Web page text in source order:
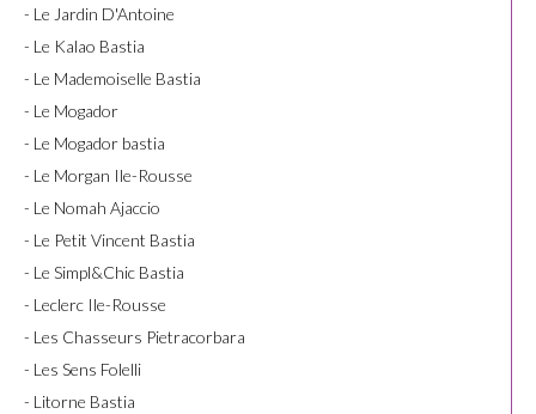
- Le Jardin D'Antoine
- Le Kalao Bastia
- Le Mademoiselle Bastia
- Le Mogador
- Le Mogador bastia
- Le Morgan Ile-Rousse
- Le Nomah Ajaccio
- Le Petit Vincent Bastia
- Le Simpl&Chic Bastia
- Leclerc Ile-Rousse
- Les Chasseurs Pietracorbara
- Les Sens Folelli
- Litorne Bastia